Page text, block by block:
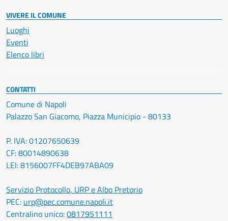
VIVERE IL COMUNE
Luoghi
Eventi
Elenco libri
CONTATTI
Comune di Napoli
Palazzo San Giacomo, Piazza Municipio - 80133
P. IVA: 01207650639
CF: 80014890638
LEI: 8156007FF4DEB97ABA09
Servizio Protocollo, URP e Albo Pretorio
PEC: urp@pec.comune.napoli.it
Centralino unico:0817951111